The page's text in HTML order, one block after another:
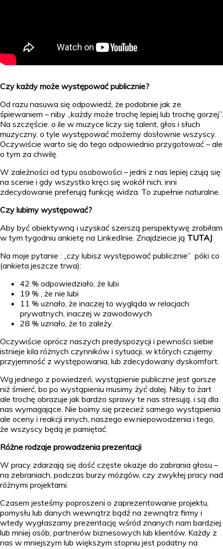
Czy każdy może występować publicznie?
Od razu nasuwa się odpowiedź, że podobnie jak ze
śpiewaniem – niby „każdy może trochę lepiej lub trochę gorzej”.
Na szczęście. o ile w muzyce liczy się talent, głos i słuch
muzyczny, o tyle występować możemy dosłownie wszyscy.
Oczywiście warto się do tego odpowiednio przygotować – ale
o tym za chwilę.
W zależności od typu osobowości – jedni z nas lepiej czują się
na scenie i gdy wszystko kręci się wokół nich, inni
zdecydowanie preferują funkcję widza. To zupełnie naturalne.
Czy lubimy występować?
Aby być obiektywną i uzyskać szerszą perspektywę zrobiłam
w tym tygodniu ankietę na LinkedInie. Znajdziecie ją TUTAJ
Na moje pytanie : „czy lubisz występować publicznie” póki co
(ankieta jeszcze trwa):
42 % odpowiedziało, że lubi
19 % , że nie lubi
11 % uznało, że inaczej to wygląda w relacjach
prywatnych, inaczej w zawodowych
28 % uznało, że to zależy.
Oczywiście oprócz naszych predyspozycji i pewności siebie
istnieje kila różnych czynników i sytuacji, w których czujemy
przyjemność z występowania, lub zdecydowany dyskomfort.
Wg jednego z powiedzeń, wystąpienie publiczne jest gorsze
niż śmierć, bo po wystąpieniu musimy żyć dalej. Niby to żart
ale trochę obrazuje jak bardzo sprawy te nas stresują. i są dla
nas wymagające. Nie boimy się przecież samego wystąpienia
ale oceny i reakcji innych, naszego ew.niepowodzenia i tego,
że wszyscy będą je pamiętać.
Różne rodzaje prowadzenia prezentacji
W pracy zdarzają się dość częste okazje do zabrania głosu –
na zebraniach, podczas burzy mózgów, czy zwykłej pracy nad
różnymi projektami.
Czasem jesteśmy poproszeni o zaprezentowanie projektu,
pomysłu lub danych wewnątrz bądź na zewnątrz firmy i
wtedy wygłaszamy prezentację wśród znanych nam bardziej
lub mniej osób, partnerów biznesowych lub klientów. Każdy z
nas w mniejszym lub większym stopniu jest podatny na